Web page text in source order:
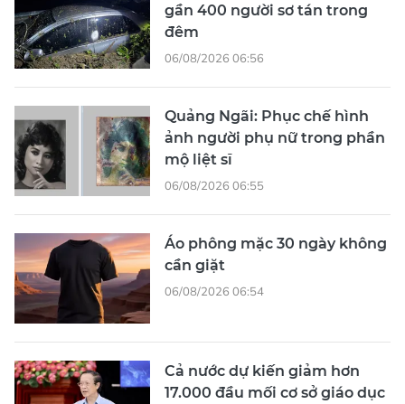
gần 400 người sơ tán trong
đêm
06/08/2026 06:56
Quảng Ngãi: Phục chế hình
ảnh người phụ nữ trong phần
mộ liệt sĩ
06/08/2026 06:55
Áo phông mặc 30 ngày không
cần giặt
06/08/2026 06:54
Cả nước dự kiến giảm hơn
17.000 đầu mối cơ sở giáo dục